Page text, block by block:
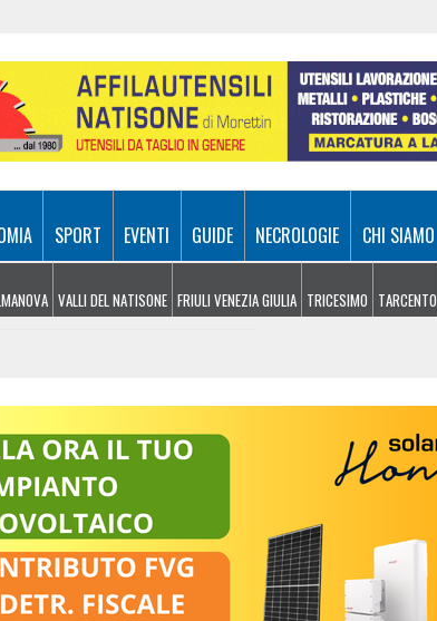
SPORT EVENTI GUIDE NECROLOGIE CHI SIAMO
VALLI DEL NATISONE FRIULI VENEZIA GIULIA TRICESIMO TARCENTO
ANNI